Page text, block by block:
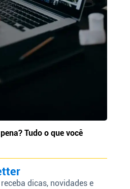
Tudo o que você
dicas, novidades e